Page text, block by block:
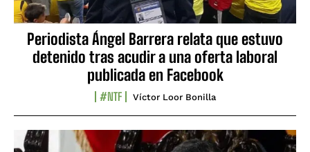
Periodista Ángel Barrera relata que estuvo
detenido tras acudir a una oferta laboral
publicada en Facebook
#NTF Víctor Loor Bonilla